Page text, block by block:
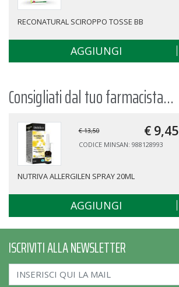
RECONATURAL SCIROPPO TOSSE BB
AGGIUNGI
Consigliati dal tuo farmacista...
€ 13,50 € 9,45
CODICE MINSAN: 988128993
NUTRIVA ALLERGILEN SPRAY 20ML
AGGIUNGI
ISCRIVITI ALLA NEWSLETTER